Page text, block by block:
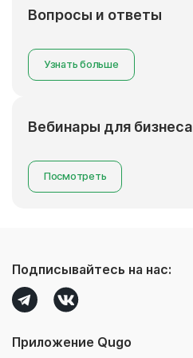
Вопросы и ответы
Узнать больше
Вебинары для бизнеса
Посмотреть
Приложение Qugo
Подписывайтесь на нас: